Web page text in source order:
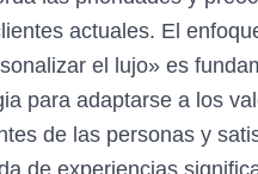
actuales. El
el lujo» es
para adaptarse a los
de las personas y